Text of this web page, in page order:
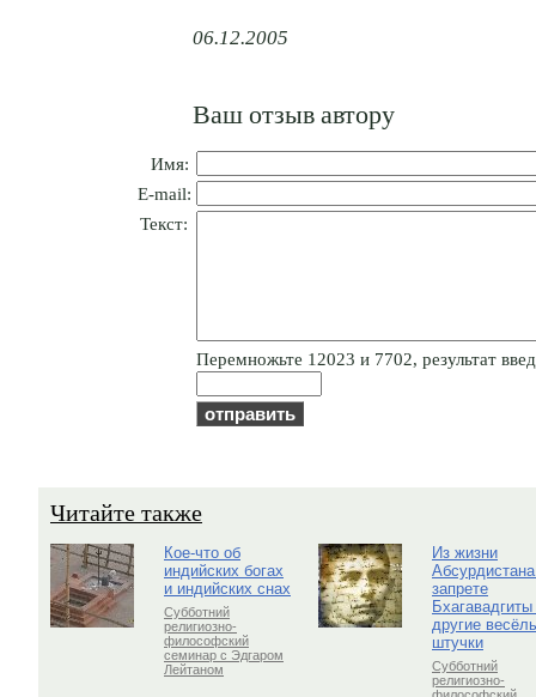
06.12.2005
Ваш отзыв автору
Имя:
E-mail:
Текст:
Пepeмнoжьтe 12023 и 7702, результат
Читайте также
Кое-что об
индийских богах
и индийских снах
Субботний
религиозно-
философский
семинар с Эдгаром
Лейтаном
Из жизни
запрете
Бхагавадгиты
другие
штучки
Субботний
религиозно-